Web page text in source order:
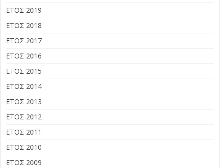
ΕΤΟΣ 2019
ΕΤΟΣ 2018
ΕΤΟΣ 2017
ΕΤΟΣ 2016
ΕΤΟΣ 2015
ΕΤΟΣ 2014
ΕΤΟΣ 2013
ΕΤΟΣ 2012
ΕΤΟΣ 2011
ΕΤΟΣ 2010
ΕΤΟΣ 2009